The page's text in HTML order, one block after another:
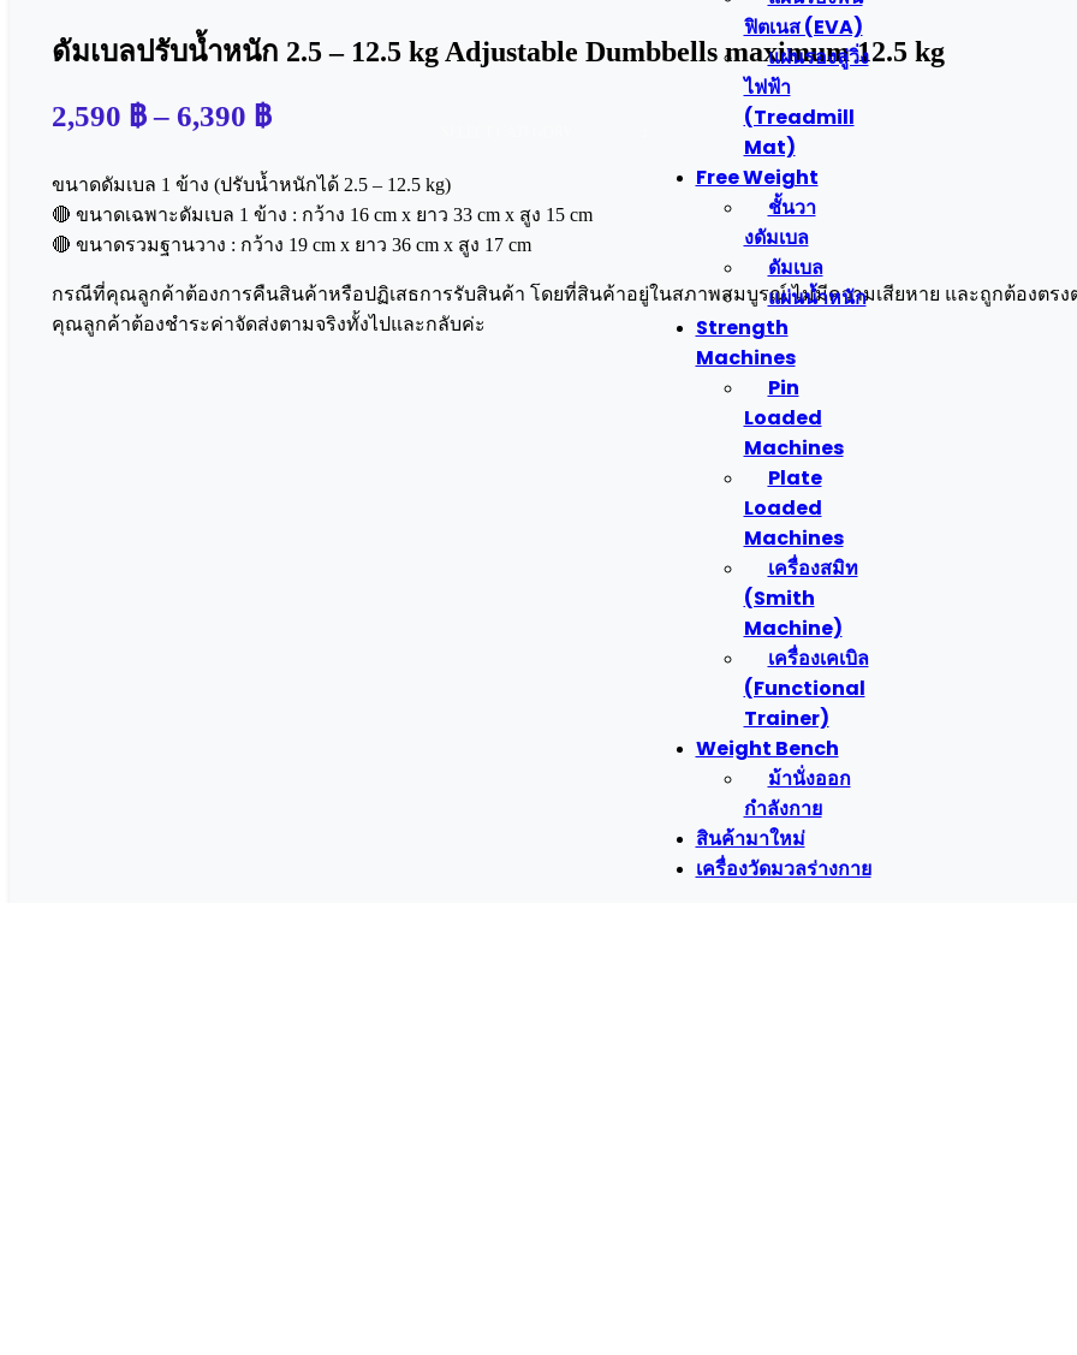
ฟิตเนส (EVA)
แผ่นรองลู่วิ่ง
ไฟฟ้า
(Treadmill
Mat)
Free Weight
ชั้นวา
งดัมเบล
ดัมเบล
แผ่นน้ำหนัก
Strength
Machines
Pin
Loaded
Machines
Plate
Loaded
Machines
เครื่องสมิท
(Smith
Machine)
เครื่องเคเบิล
(Functional
Trainer)
Weight Bench
ม้านั่งออก
กำลังกาย
สินค้ามาใหม่
เครื่องวัดมวลร่างกาย
ดัมเบลปรับน้ำหนัก 2.5 – 12.5 kg Adjustable Dumbbells maximum 12.5 kg
2,590 ฿ – 6,390 ฿
ขนาดดัมเบล 1 ข้าง (ปรับน้ำหนักได้ 2.5 – 12.5 kg)
🔴 ขนาดเฉพาะดัมเบล 1 ข้าง : กว้าง 16 cm x ยาว 33 cm x สูง 15 cm
🔴 ขนาดรวมฐานวาง : กว้าง 19 cm x ยาว 36 cm x สูง 17 cm
กรณีที่คุณลูกค้าต้องการคืนสินค้าหรือปฏิเสธการรับสินค้า โดยที่สินค้าอยู่ในสภาพสมบูรณ์ ไม่มีความเสียหาย และถูกต้องตรง
คุณลูกค้าต้องชำระค่าจัดส่งตามจริงทั้งไปและกลับค่ะ